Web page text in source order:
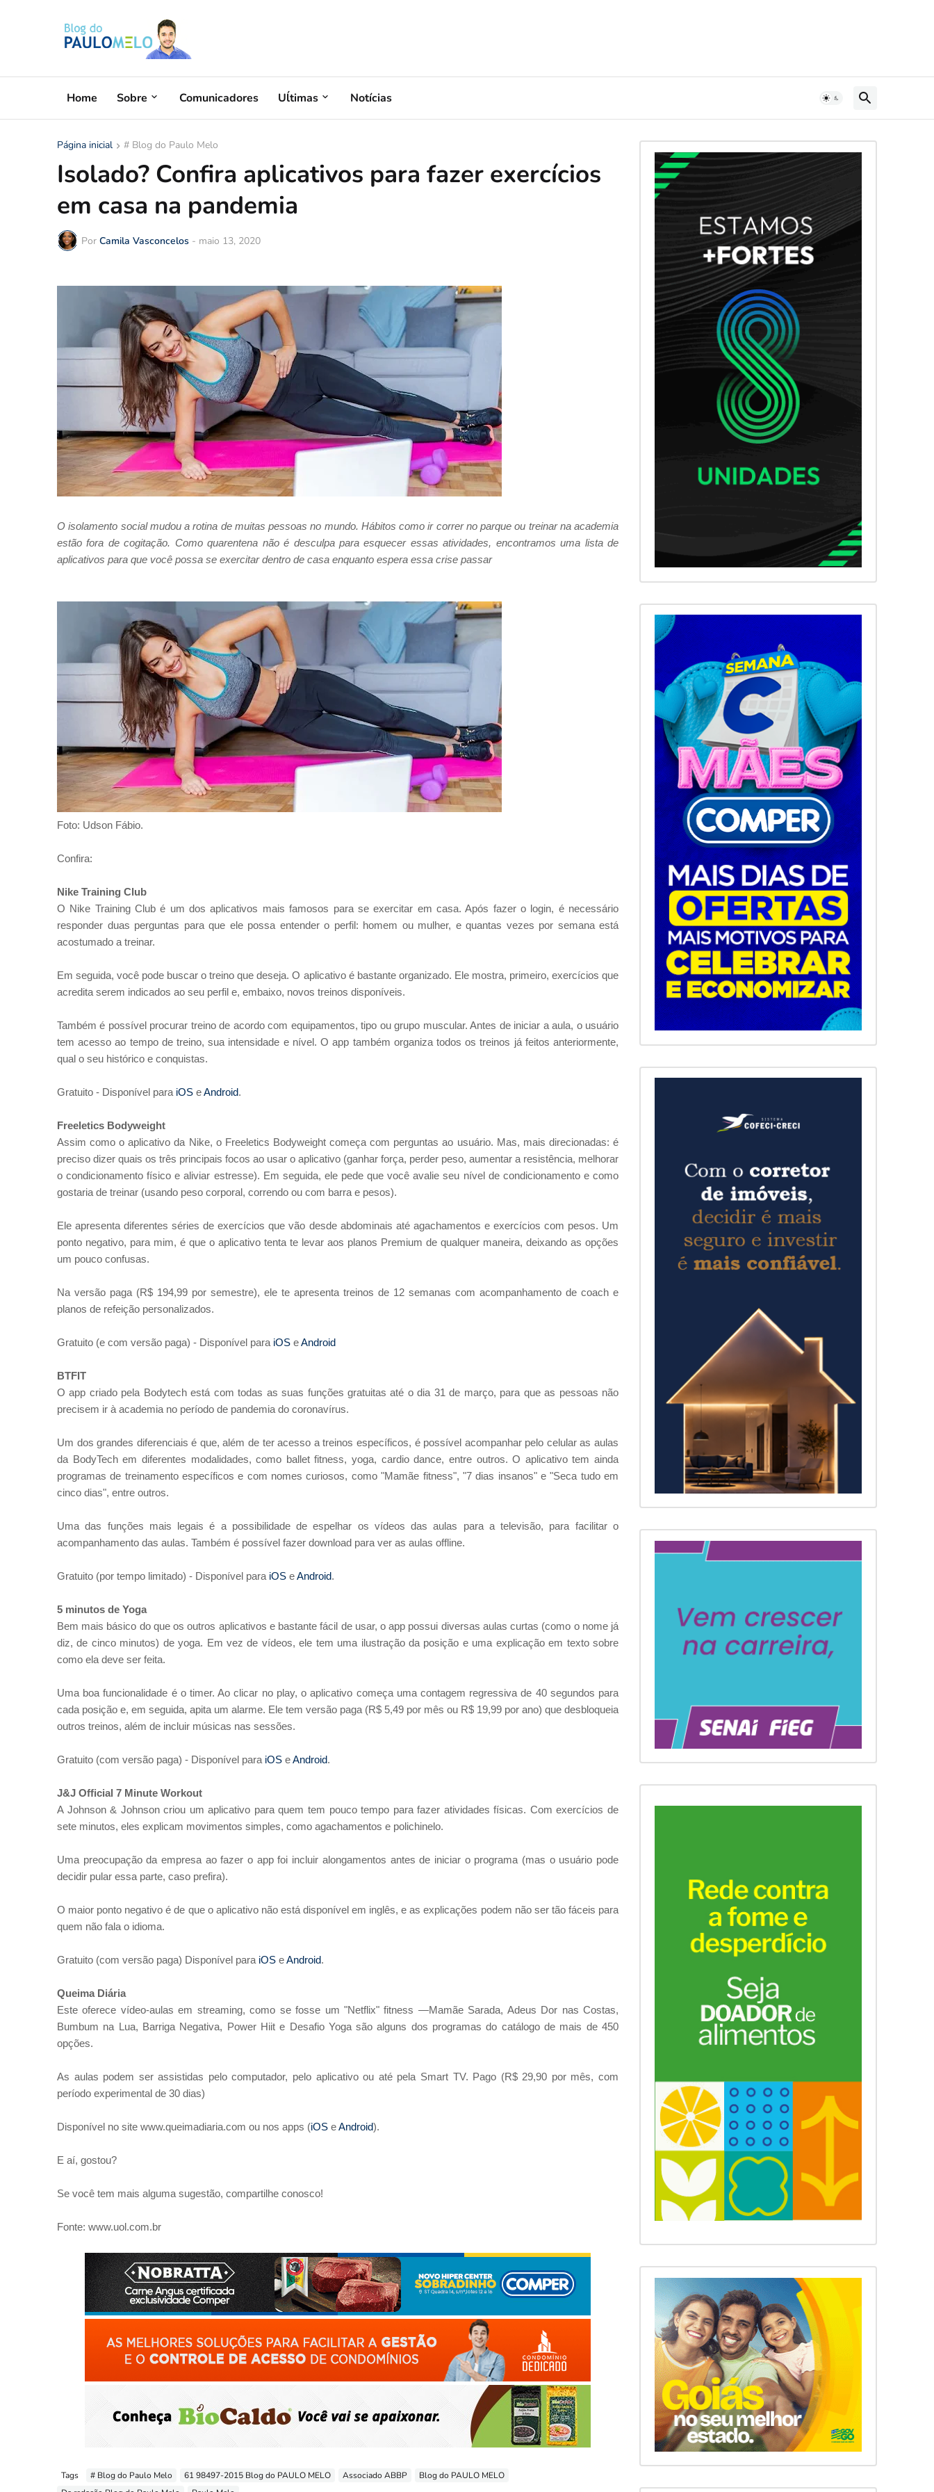
Home Sobre Comunicadores Uĺtimas Notícias
Página inicial # Blog do Paulo Melo
Isolado? Confira aplicativos para fazer exercícios
em casa na pandemia
Por Camila Vasconcelos - maio 13, 2020
O isolamento social mudou a rotina de muitas pessoas no mundo. Hábitos como ir correr no parque ou treinar na academia
estão fora de cogitação. Como quarentena não é desculpa para esquecer essas atividades, encontramos uma lista de
aplicativos para que você possa se exercitar dentro de casa enquanto espera essa crise passar
Foto: Udson Fábio.
Confira:
Nike Training Club
O Nike Training Club é um dos aplicativos mais famosos para se exercitar em casa. Após fazer o login, é necessário
responder duas perguntas para que ele possa entender o perfil: homem ou mulher, e quantas vezes por semana está
acostumado a treinar.
Em seguida, você pode buscar o treino que deseja. O aplicativo é bastante organizado. Ele mostra, primeiro, exercícios que
acredita serem indicados ao seu perfil e, embaixo, novos treinos disponíveis.
Também é possível procurar treino de acordo com equipamentos, tipo ou grupo muscular. Antes de iniciar a aula, o usuário
tem acesso ao tempo de treino, sua intensidade e nível. O app também organiza todos os treinos já feitos anteriormente,
qual o seu histórico e conquistas.
Gratuito - Disponível para iOS eAndroid.
Freeletics Bodyweight
Assim como o aplicativo da Nike, o Freeletics Bodyweight começa com perguntas ao usuário. Mas, mais direcionadas: é
preciso dizer quais os três principais focos ao usar o aplicativo (ganhar força, perder peso, aumentar a resistência, melhorar
o condicionamento físico e aliviar estresse). Em seguida, ele pede que você avalie seu nível de condicionamento e como
gostaria de treinar (usando peso corporal, correndo ou com barra e pesos).
Ele apresenta diferentes séries de exercícios que vão desde abdominais até agachamentos e exercícios com pesos. Um
ponto negativo, para mim, é que o aplicativo tenta te levar aos planos Premium de qualquer maneira, deixando as opções
um pouco confusas.
Na versão paga (R$ 194,99 por semestre), ele te apresenta treinos de 12 semanas com acompanhamento de coach e
planos de refeição personalizados.
Gratuito (e com versão paga) - Disponível para iOS eAndroid
BTFIT
O app criado pela Bodytech está com todas as suas funções gratuitas até o dia 31 de março, para que as pessoas não
precisem ir à academia no período de pandemia do coronavírus.
Um dos grandes diferenciais é que, além de ter acesso a treinos específicos, é possível acompanhar pelo celular as aulas
da BodyTech em diferentes modalidades, como ballet fitness, yoga, cardio dance, entre outros. O aplicativo tem ainda
programas de treinamento específicos e com nomes curiosos, como "Mamãe fitness", "7 dias insanos" e "Seca tudo em
cinco dias", entre outros.
Uma das funções mais legais é a possibilidade de espelhar os vídeos das aulas para a televisão, para facilitar o
acompanhamento das aulas. Também é possível fazer download para ver as aulas offline.
Gratuito (por tempo limitado) - Disponível para iOS eAndroid.
5 minutos de Yoga
Bem mais básico do que os outros aplicativos e bastante fácil de usar, o app possui diversas aulas curtas (como o nome já
diz, de cinco minutos) de yoga. Em vez de vídeos, ele tem uma ilustração da posição e uma explicação em texto sobre
como ela deve ser feita.
Uma boa funcionalidade é o timer. Ao clicar no play, o aplicativo começa uma contagem regressiva de 40 segundos para
cada posição e, em seguida, apita um alarme. Ele tem versão paga (R$ 5,49 por mês ou R$ 19,99 por ano) que desbloqueia
outros treinos, além de incluir músicas nas sessões.
Gratuito (com versão paga) - Disponível para iOS eAndroid.
J&J Official 7 Minute Workout
A Johnson & Johnson criou um aplicativo para quem tem pouco tempo para fazer atividades físicas. Com exercícios de
sete minutos, eles explicam movimentos simples, como agachamentos e polichinelo.
Uma preocupação da empresa ao fazer o app foi incluir alongamentos antes de iniciar o programa (mas o usuário pode
decidir pular essa parte, caso prefira).
O maior ponto negativo é de que o aplicativo não está disponível em inglês, e as explicações podem não ser tão fáceis para
quem não fala o idioma.
Gratuito (com versão paga) Disponível para iOS eAndroid.
Queima Diária
Este oferece vídeo-aulas em streaming, como se fosse um "Netflix" fitness —Mamãe Sarada, Adeus Dor nas Costas,
Bumbum na Lua, Barriga Negativa, Power Hiit e Desafio Yoga são alguns dos programas do catálogo de mais de 450
opções.
As aulas podem ser assistidas pelo computador, pelo aplicativo ou até pela Smart TV. Pago (R$ 29,90 por mês, com
período experimental de 30 dias)
Disponível no site www.queimadiaria.com ou nos apps (iOS eAndroid).
E aí, gostou?
Se você tem mais alguma sugestão, compartilhe conosco!
Fonte: www.uol.com.br
Tags # Blog do Paulo Melo 61 98497-2015 Blog do PAULO MELO Associado ABBP
Blog do PAULO MELO